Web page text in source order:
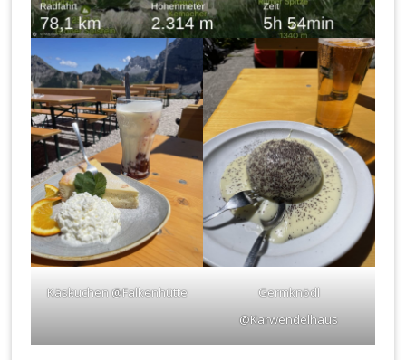
Käskuchen @Falkenhütte
Germknödl
@Karwendelhaus